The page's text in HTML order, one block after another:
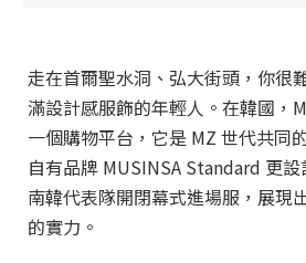
走在首爾聖水洞、弘大街頭，你很
滿設計感服飾的年輕人。在韓國，
一個購物平台，它是 MZ 世代共同
自有品牌 MUSINSA Standard 更
南韓代表隊開閉幕式進場服，展現
的實力。